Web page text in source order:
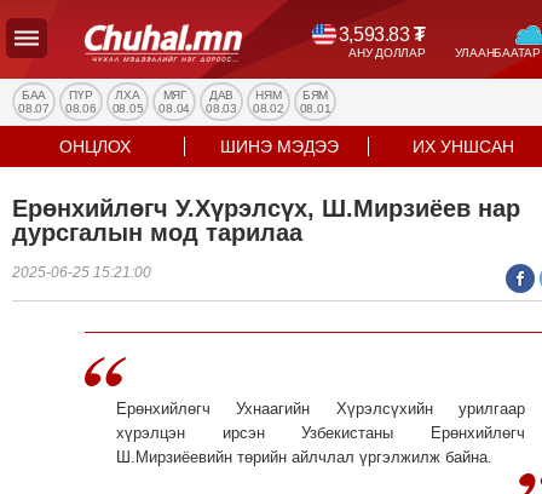
3,593.83₮
АНУ ДОЛЛАР
УЛС
ТӨР
НИЙГЭМ
ЭРҮҮЛ
МЭНД
СПОРТ
БАА
08.07
ПҮР
08.06
ЛХА
08.05
МЯГ
08.04
ДАВ
08.03
НЯМ
08.02
БЯМ
08.01
ОНЦЛОХ ШИНЭ МЭДЭЭ ИХ УНШСАН
Ерөнхийлөгч У.Хүрэлсүх, Ш.Мирзиёев нар
дурсгалын мод тарилаа
2025-06-25 15:21:00
Ерөнхийлөгч Ухнаагийн Хүрэлсүхийн урилгаар
хүрэлцэн ирсэн Узбекистаны Ерөнхийлөгч
Ш.Мирзиёевийн төрийн айлчлал үргэлжилж байна.